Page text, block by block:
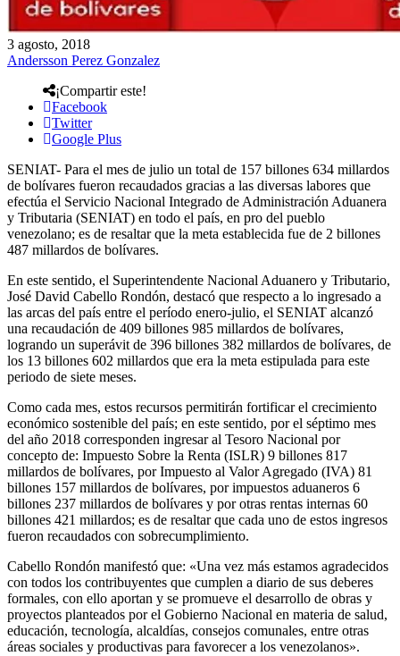
3 agosto, 2018
Andersson Perez Gonzalez
¡Compartir este!
Facebook
Twitter
Google Plus
SENIAT- Para el mes de julio un total de 157 billones 634 millardos
de bolívares fueron recaudados gracias a las diversas labores que
efectúa el Servicio Nacional Integrado de Administración Aduanera
y Tributaria (SENIAT) en todo el país, en pro del pueblo
venezolano; es de resaltar que la meta establecida fue de 2 billones
487 millardos de bolívares.
En este sentido, el Superintendente Nacional Aduanero y Tributario,
José David Cabello Rondón, destacó que respecto a lo ingresado a
las arcas del país entre el período enero-julio, el SENIAT alcanzó
una recaudación de 409 billones 985 millardos de bolívares,
logrando un superávit de 396 billones 382 millardos de bolívares, de
los 13 billones 602 millardos que era la meta estipulada para este
periodo de siete meses.
Como cada mes, estos recursos permitirán fortificar el crecimiento
económico sostenible del país; en este sentido, por el séptimo mes
del año 2018 corresponden ingresar al Tesoro Nacional por
concepto de: Impuesto Sobre la Renta (ISLR) 9 billones 817
millardos de bolívares, por Impuesto al Valor Agregado (IVA) 81
billones 157 millardos de bolívares, por impuestos aduaneros 6
billones 237 millardos de bolívares y por otras rentas internas 60
billones 421 millardos; es de resaltar que cada uno de estos ingresos
fueron recaudados con sobrecumplimiento.
Cabello Rondón manifestó que: «Una vez más estamos agradecidos
con todos los contribuyentes que cumplen a diario de sus deberes
formales, con ello aportan y se promueve el desarrollo de obras y
proyectos planteados por el Gobierno Nacional en materia de salud,
educación, tecnología, alcaldías, consejos comunales, entre otras
áreas sociales y productivas para favorecer a los venezolanos».